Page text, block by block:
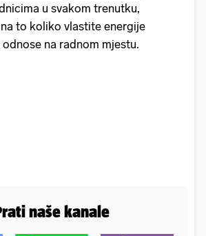
u svakom trenutku,
to koliko vlastite energije
na radnom mjestu.
naše kanale